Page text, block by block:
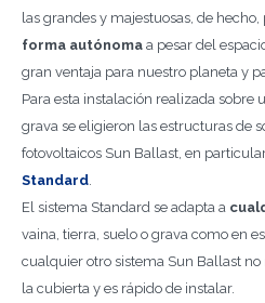
las grandes y majestuosas, de
forma autónoma a pesar del
gran ventaja para nuestro planeta y
Para esta instalación realizada sobre
grava se eligieron las estructuras de
fotovoltaicos Sun Ballast, en
Standard.
El sistema Standard se adapta a
vaina, tierra, suelo o grava como en
cualquier otro sistema Sun Ballast no
la cubierta y es rápido de instalar.